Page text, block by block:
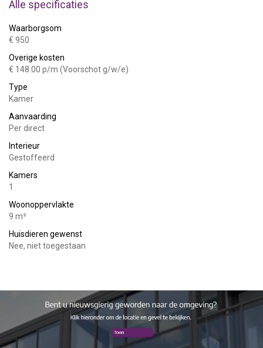
andere bewoners.
Gewenste huurder(s):
Maximaal 1 persoon (werkend of studerend)
Alle specificaties
Waarborgsom
€ 950
Overige kosten
€ 148.00 p/m (Voorschot g/w/e)
Type
Kamer
Aanvaarding
Per direct
Interieur
Gestoffeerd
Kamers
1
Woonoppervlakte
9 m²
Huisdieren gewenst
Nee, niet toegestaan